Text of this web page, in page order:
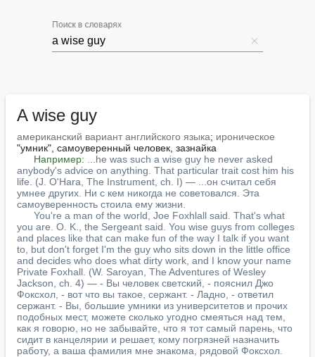
Поиск в словарях
A wise guy
американский вариант английского языка; ироническое
"умник", самоуверенный человек, зазнайка
Например:
...he was such a wise guy he never asked
anybody's advice on anything. That particular trait cost him his
life. (J. O'Hara, The Instrument, ch. I) — ...он считал себя
умнее других. Ни с кем никогда не советовался. Эта
самоуверенность стоила ему жизни.
You're a man of the world, Joe Foxhlall said. That's what
you are. O. K., the Sergeant said. You wise guys from colleges
and places like that can make fun of the way I talk if you want
to, but don't forget I'm the guy who sits down in the little office
and decides who does what dirty work, and I know your name
Private Foxhall. (W. Saroyan, The Adventures of Wesley
Jackson, ch. 4) — - Вы человек светский, - пояснил Джо
Фоксхол, - вот что вы такое, сержант. - Ладно, - ответил
сержант. - Вы, большие умники из университетов и прочих
подобных мест, можете сколько угодно смеяться над тем,
как я говорю, но не забывайте, что я тот самый парень, что
сидит в канцелярии и решает, кому погрязней назначить
работу, а ваша фамилия мне знакома, рядовой Фоксхол.